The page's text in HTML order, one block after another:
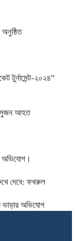
টুর্নামেন্ট-২০২৪”
সুজন আহত
অভিযোগ।
দেবে: ফখরুল
ভাড়ার অভিযোগ